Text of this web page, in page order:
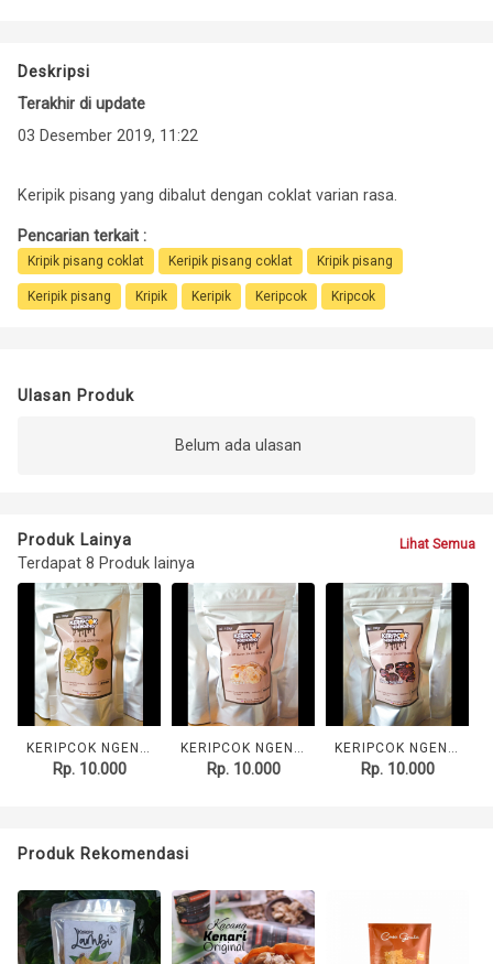
Deskripsi
Terakhir di update
03 Desember 2019, 11:22
Keripik pisang yang dibalut dengan coklat varian rasa.
Pencarian terkait :
Kripik pisang coklat Keripik pisang coklat Kripik pisang
Keripik pisang Kripik Keripik Keripcok Kripcok
Ulasan Produk
Belum ada ulasan
Produk Lainya
Terdapat 8 Produk lainya
Lihat Semua
Rp. 10.000 Rp. 10.000 Rp. 10.000
Produk Rekomendasi